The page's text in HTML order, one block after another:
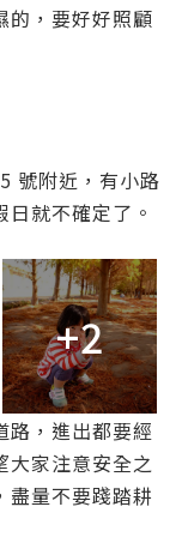
的，要好好照顧
號附近，有小路
就不確定了。
+2
路，進出都要經
大家注意安全之
盡量不要踐踏耕